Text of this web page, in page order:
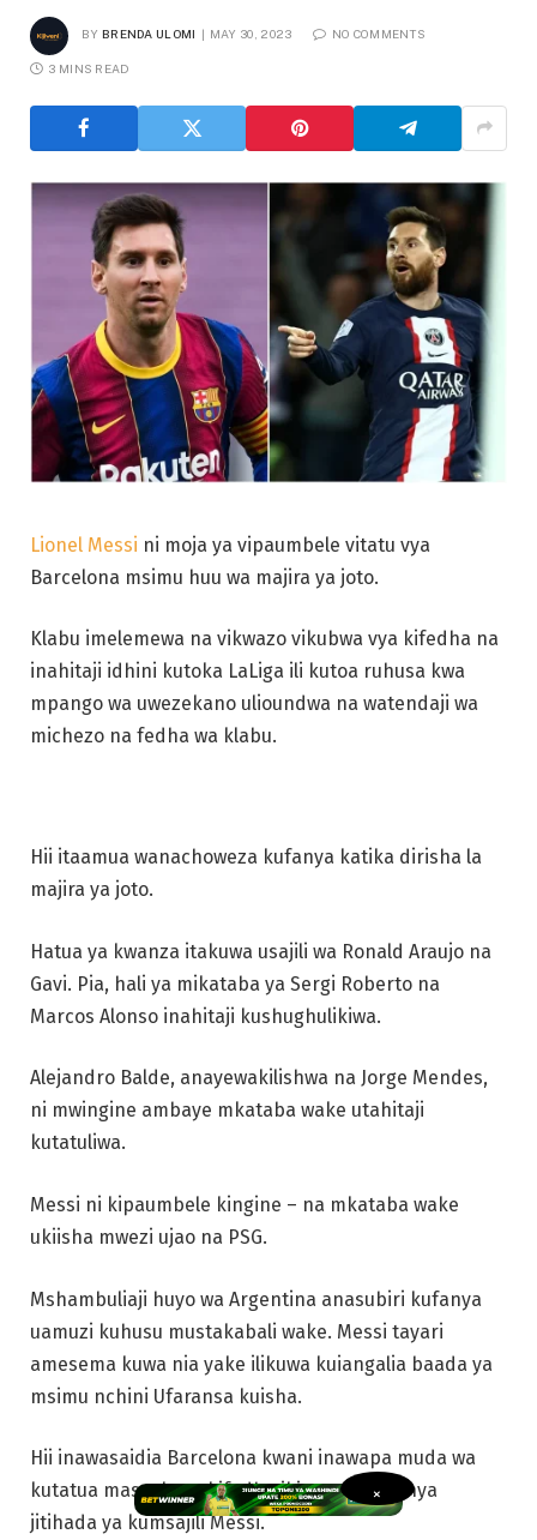
BY BRENDA ULOMI MAY 30, 2023 NO COMMENTS
3 MINS READ
Lionel Messi ni moja ya vipaumbele vitatu vya
Barcelona msimu huu wa majira ya joto.
Klabu imelemewa na vikwazo vikubwa vya kifedha na
inahitaji idhini kutoka LaLiga ili kutoa ruhusa kwa
mpango wa uwezekano ulioundwa na watendaji wa
michezo na fedha wa klabu.
Hii itaamua wanachoweza kufanya katika dirisha la
majira ya joto.
Hatua ya kwanza itakuwa usajili wa Ronald Araujo na
Gavi. Pia, hali ya mikataba ya Sergi Roberto na
Marcos Alonso inahitaji kushughulikiwa.
Alejandro Balde, anayewakilishwa na Jorge Mendes,
ni mwingine ambaye mkataba wake utahitaji
kutatuliwa.
Messi ni kipaumbele kingine – na mkataba wake
ukiisha mwezi ujao na PSG.
Mshambuliaji huyo wa Argentina anasubiri kufanya
uamuzi kuhusu mustakabali wake. Messi tayari
amesema kuwa nia yake ilikuwa kuiangalia baada ya
msimu nchini Ufaransa kuisha.
Hii inawasaidia Barcelona kwani inawapa muda wa
kutatua masuala ya kifedha ikiwa wangefanya
jitihada ya kumsajili Messi.
×